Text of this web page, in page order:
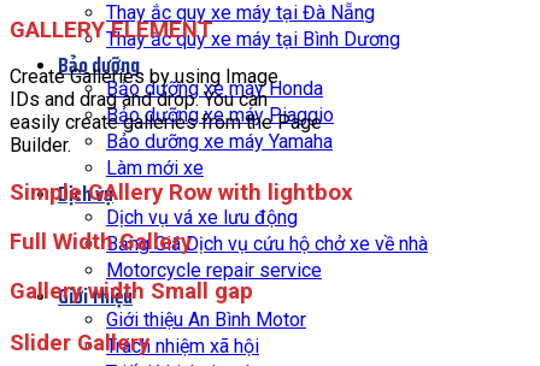
Thay ắc quy xe máy tại Đà Nẵng
Thay ắc quy xe máy tại Bình Dương
Bảo dưỡng
Bảo dưỡng xe máy Honda
Bảo dưỡng xe máy Piaggio
Bảo dưỡng xe máy Yamaha
Làm mới xe
Dịch vụ
Dịch vụ vá xe lưu động
Bảng Giá Dịch vụ cứu hộ chở xe về nhà
Motorcycle repair service
Giới thiệu
Giới thiệu An Bình Motor
Trách nhiệm xã hội
GALLERY ELEMENT
Create Galleries by using Image
IDs and drag and drop. You can
easily create galleries from the Page
Builder.
Simple GAllery Row with lightbox
Full Width Gallery
Gallery width Small gap
Slider Gallery